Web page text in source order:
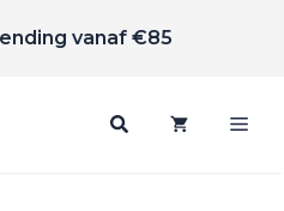
vanaf €85